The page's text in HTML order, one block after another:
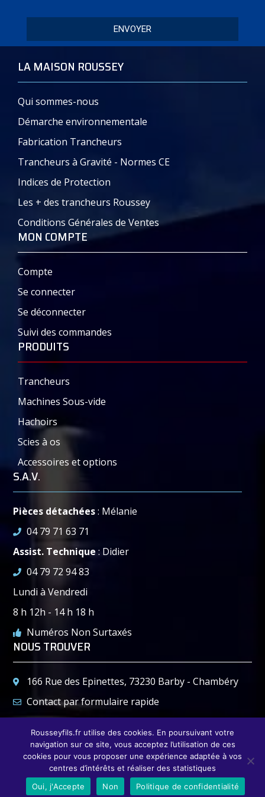
– à
Gravité
MICRA 220
MICRA
Rallongé
220 14
Document – Plaquette commerciale – PDF :
ENVOYER
LA MAISON ROUSSEY
Qui sommes-nous
Démarche environnementale
Fabrication Trancheurs
Trancheurs à Gravité - Normes CE
Indices de Protection
Les + des trancheurs Roussey
Conditions Générales de Ventes
MON COMPTE
Compte
Se connecter
Se déconnecter
Suivi des commandes
PRODUITS
Trancheurs
Machines Sous-vide
Hachoirs
Scies à os
Accessoires et options
S.A.V.
Pièces détachées: Mélanie
04 79 71 63 71
Assist. Technique : Didier
04 79 72 94 83
Lundi à Vendredi
8 h 12h - 14 h 18 h
Numéros Non Surtaxés
NOUS TROUVER
166 Rue des Epinettes, 73230 Barby - Chambéry
Contact par formulaire rapide
04 79 72 94 83
04 79 72 78 37
© 2021- ROUSSEY & FILS SAS. Tous droits réservés. |
Mentions Légales
|Web Abc3W
Rousseyfils.fr utilise des cookies. En poursuivant votre
navigation sur ce site, vous acceptez l’utilisation de ces
cookies pour vous proposer une expérience adaptée à vos
centres d’intérêts et réaliser des statistiques
Oui, j'Accepte
Non Politique de confidentialité